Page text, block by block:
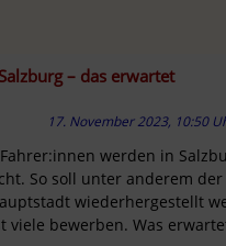
– das erwartet
17. November 2023, 10:50
werden in
So soll unter anderem
wiederhergestellt
viele bewerben. Was